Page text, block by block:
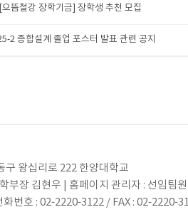
뜸철강 장학기금] 장학생 추천 모집
2 종합설계 졸업 포스터 발표 관련 공지
구 왕십리로 222 한양대학교
부장 김현우 | 홈페이지 관리자 : 선임팀
번호 : 02-2220-3122 / FAX : 02-2220-